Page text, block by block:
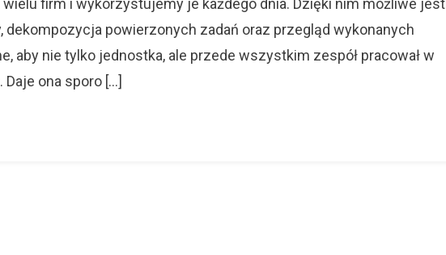
I
Do
Służą?
dekompozycja powierzonych zadań oraz przegląd wykonanych
aby nie tylko jednostka, ale przede wszystkim zespół pracował w
ona sporo […]